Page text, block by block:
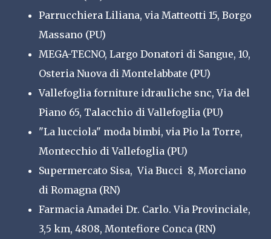
Parrucchiera Liliana, via Matteotti 15, Borgo
Massano (PU)
MEGA-TECNO, Largo Donatori di Sangue, 10,
Osteria Nuova di Montelabbate (PU)
Vallefoglia forniture idrauliche snc, Via del
Piano 65, Talacchio di Vallefoglia (PU)
"La lucciola" moda bimbi, via Pio la Torre,
Montecchio di Vallefoglia (PU)
Supermercato Sisa, Via Bucci 8, Morciano
di Romagna (RN)
Farmacia Amadei Dr. Carlo. Via Provinciale,
3,5 km, 4808, Montefiore Conca (RN)